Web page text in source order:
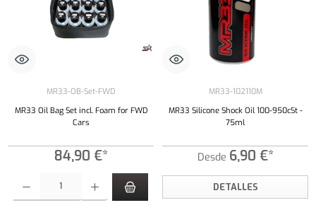
MR33-OB-Set-FWD
MR33 Oil Bag Set incl. Foam for FWD
Cars
84,90 €*
Cantidad del producto: introduce la cantidad deseada o usa los botones para aumentar o
MR33-102110M
MR33 Silicone Shock Oil 100-950cSt -
75ml
Desde 6,90 €*
DETALLES